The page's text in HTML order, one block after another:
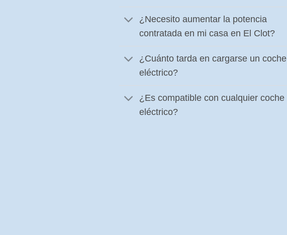
¿Necesito aumentar la potencia
contratada en mi casa en El Clot?
¿Cuánto tarda en cargarse un coche
eléctrico?
¿Es compatible con cualquier coche
eléctrico?